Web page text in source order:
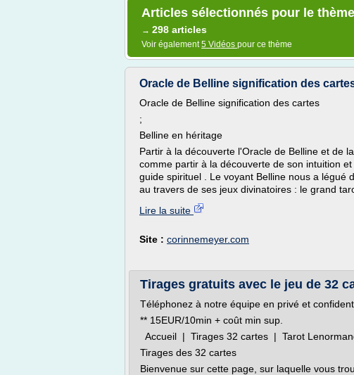
Articles sélectionnés pour le
→ 298 articles
Voir également5 Vidéos pour ce thème
Oracle de Belline signification des
Oracle de Belline signification des cartes
;
Belline en héritage
Partir à la découverte l'Oracle de Belline et de
comme partir à la découverte de son intuition
guide spirituel . Le voyant Belline nous a légué
au travers de ses jeux divinatoires : le grand
Lire la suite
Site : corinnemeyer.com
Tirages gratuits avec le jeu de 32
Téléphonez à notre équipe en privé et
** 15EUR/10min + coût min sup.
Accueil | Tirages 32 cartes | Tarot
Tirages des 32 cartes
Bienvenue sur cette page, sur laquelle vous